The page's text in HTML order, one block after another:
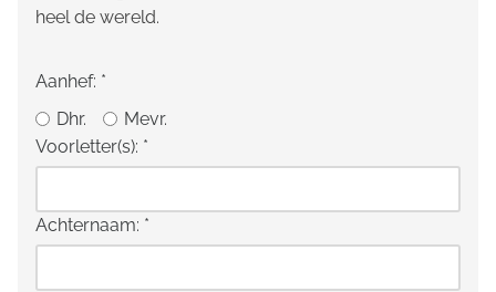
heel de wereld.
Aanhef: *
Dhr.
Mevr.
Voorletter(s): *
Achternaam: *